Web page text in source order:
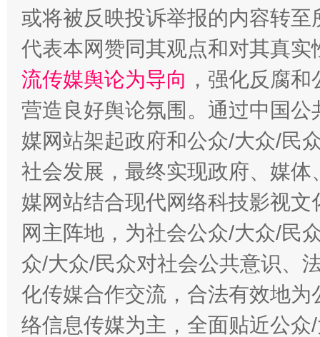
完善运行机制助力责任有效落实 一纸欠
东山县通报“牛蛙产品抗生素超标问题” 法
或将被反映投诉举报的内容转
代表本网赞同其观点和对其真实
流传媒舆论为导向 ，强化反腐
营造良好舆论氛围。通过中国
媒网站架起政府和公众/大众/民
社会发展，最终实现政府、媒
媒网站结合现代网络科技影视
网主阵地，为社会公众/大众/民
众/大众/民众对社会公共意识、
化传媒合作交流，合法有效地
络信息传媒为主，全面贴近公